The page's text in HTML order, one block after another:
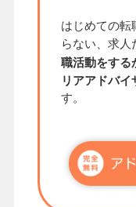
はじめての転
らない、求人
職活動をする
リアアドバイ
す。